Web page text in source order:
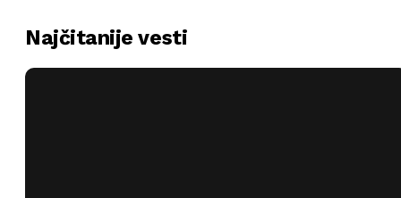
Najčitanije vesti